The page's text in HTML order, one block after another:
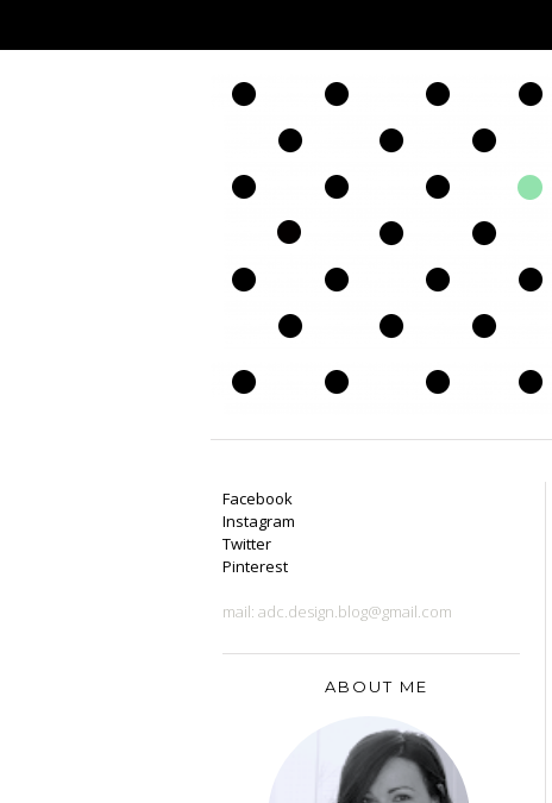
Facebook
Instagram
Twitter
Pinterest
mail: adc.design.blog@gmail.com
ABOUT ME